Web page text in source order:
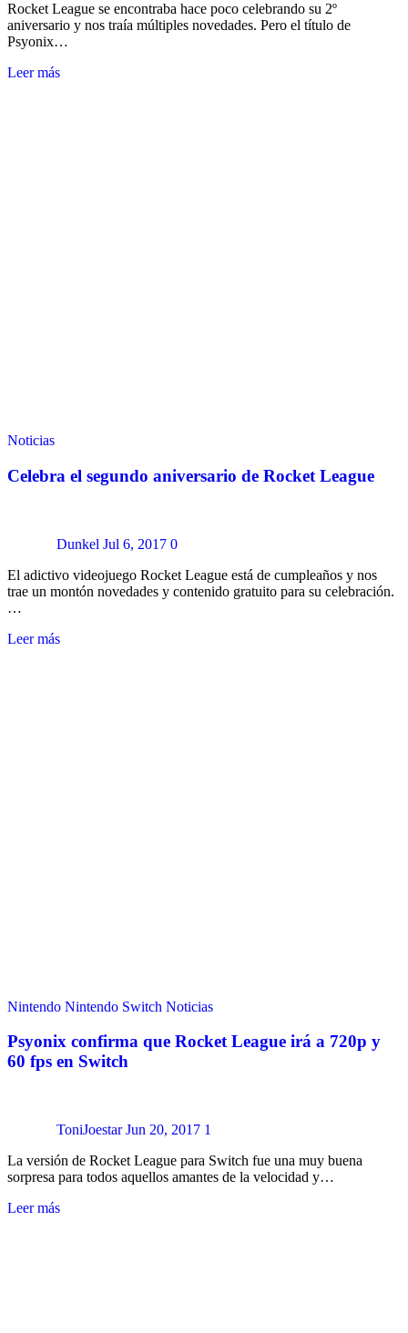
Rocket League se encontraba hace poco celebrando su 2º
aniversario y nos traía múltiples novedades. Pero el título de
Psyonix…
Leer más
Noticias
Celebra el segundo aniversario de Rocket League
Dunkel Jul 6, 2017 0
El adictivo videojuego Rocket League está de cumpleaños y nos
trae un montón novedades y contenido gratuito para su celebración.
…
Leer más
Nintendo Nintendo Switch Noticias
Psyonix confirma que Rocket League irá a 720p y
60 fps en Switch
ToniJoestar Jun 20, 2017 1
La versión de Rocket League para Switch fue una muy buena
sorpresa para todos aquellos amantes de la velocidad y…
Leer más